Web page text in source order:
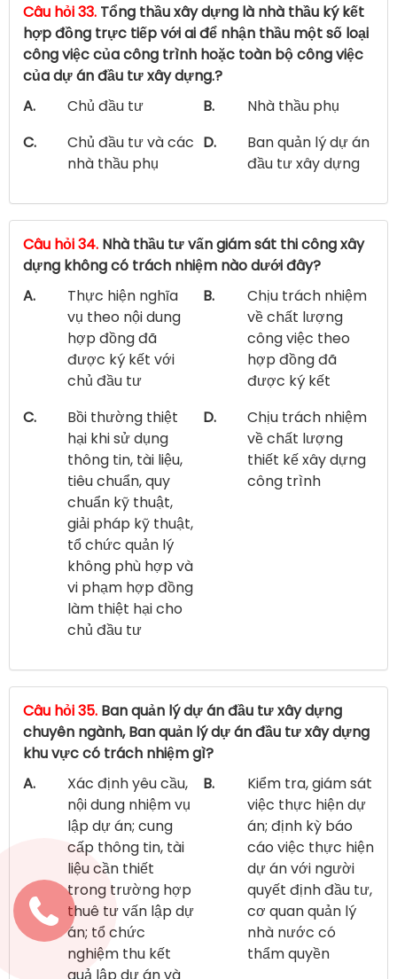
Câu hỏi 33. Tổng thầu xây dựng là nhà thầu ký kết
hợp đồng trực tiếp với ai để nhận thầu một số loại
công việc của công trình hoặc toàn bộ công việc
của dự án đầu tư xây dựng.?
A.
Chủ đầu tư B.
Nhà thầu phụ
C.
Chủ đầu tư và các
nhà thầu phụ
D.
Ban quản lý dự án
đầu tư xây dựng
Câu hỏi 34. Nhà thầu tư vấn giám sát thi công xây
dựng không có trách nhiệm nào dưới đây?
A.
Thực hiện nghĩa
vụ theo nội dung
hợp đồng đã
được ký kết với
chủ đầu tư
B.
Chịu trách nhiệm
về chất lượng
công việc theo
hợp đồng đã
được ký kết
C.
Bồi thường thiệt
hại khi sử dụng
thông tin, tài liệu,
tiêu chuẩn, quy
chuẩn kỹ thuật,
giải pháp kỹ thuật,
tổ chức quản lý
không phù hợp và
vi phạm hợp đồng
làm thiệt hại cho
chủ đầu tư
D.
Chịu trách nhiệm
về chất lượng
thiết kế xây dựng
công trình
Câu hỏi 35. Ban quản lý dự án đầu tư xây dựng
chuyên ngành, Ban quản lý dự án đầu tư xây dựng
khu vực có trách nhiệm gì?
A.
Xác định yêu cầu,
nội dung nhiệm vụ
lập dự án; cung
cấp thông tin, tài
liệu cần thiết
trong trường hợp
thuê tư vấn lập dự
án; tổ chức
nghiệm thu kết
quả lập dự án và
B.
Kiểm tra, giám sát
việc thực hiện dự
án; định kỳ báo
cáo việc thực hiện
dự án với người
quyết định đầu tư,
cơ quan quản lý
nhà nước có
thẩm quyền